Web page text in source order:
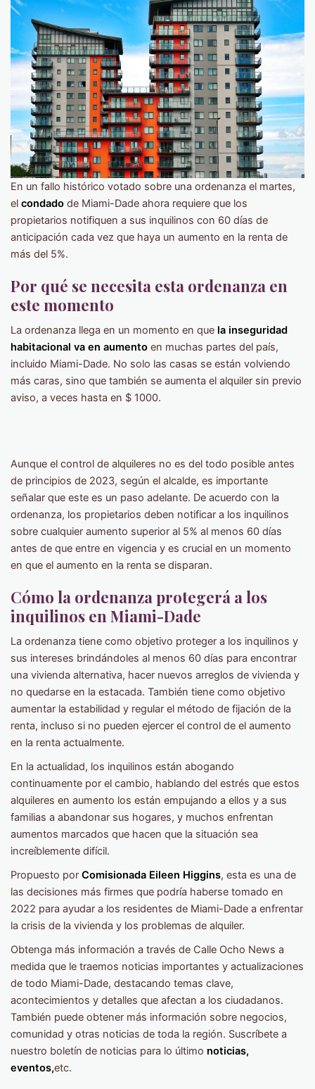
En un fallo histórico votado sobre una ordenanza el martes,
el condado de Miami-Dade ahora requiere que los
propietarios notifiquen a sus inquilinos con 60 días de
anticipación cada vez que haya un aumento en la renta de
más del 5%.
Por qué se necesita esta ordenanza en
este momento
La ordenanza llega en un momento en que la inseguridad
habitacional va en aumento en muchas partes del país,
incluido Miami-Dade. No solo las casas se están volviendo
más caras, sino que también se aumenta el alquiler sin previo
aviso, a veces hasta en $ 1000.
Aunque el control de alquileres no es del todo posible antes
de principios de 2023, según el alcalde, es importante
señalar que este es un paso adelante. De acuerdo con la
ordenanza, los propietarios deben notificar a los inquilinos
sobre cualquier aumento superior al 5% al ​​menos 60 días
antes de que entre en vigencia y es crucial en un momento
en que el aumento en la renta se disparan.
Cómo la ordenanza protegerá a los
inquilinos en Miami-Dade
La ordenanza tiene como objetivo proteger a los inquilinos y
sus intereses brindándoles al menos 60 días para encontrar
una vivienda alternativa, hacer nuevos arreglos de vivienda y
no quedarse en la estacada. También tiene como objetivo
aumentar la estabilidad y regular el método de fijación de la
renta, incluso si no pueden ejercer el control de el aumento
en la renta actualmente.
En la actualidad, los inquilinos están abogando
continuamente por el cambio, hablando del estrés que estos
alquileres en aumento los están empujando a ellos y a sus
familias a abandonar sus hogares, y muchos enfrentan
aumentos marcados que hacen que la situación sea
increíblemente difícil.
Propuesto por Comisionada Eileen Higgins, esta es una de
las decisiones más firmes que podría haberse tomado en
2022 para ayudar a los residentes de Miami-Dade a enfrentar
la crisis de la vivienda y los problemas de alquiler.
Obtenga más información a través de Calle Ocho News a
medida que le traemos noticias importantes y actualizaciones
de todo Miami-Dade, destacando temas clave,
acontecimientos y detalles que afectan a los ciudadanos.
También puede obtener más información sobre negocios,
comunidad y otras noticias de toda la región. Suscríbete a
nuestro boletín de noticias para lo último noticias,
eventos,etc.